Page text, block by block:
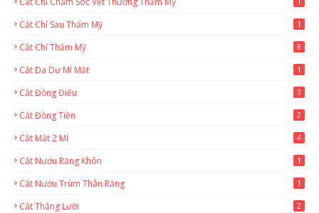
Cắt Chỉ Sau Thẩm Mỹ 1
Cắt Chỉ Thẩm Mỹ 8
Cắt Da Dư Mí Mắt 1
Cắt Đồng Điếu 3
Cắt Đồng Tiền 2
Cắt Mắt 2 Mí 4
Cắt Nướu Răng Khôn 1
Cắt Nướu Trùm Thân Răng 1
Cắt Thắng Lưỡi 2